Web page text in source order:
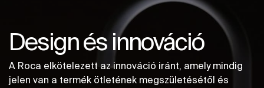
Design és innováció
A Roca elkötelezett az innováció iránt, amely mindig
jelen van a termék ötletének megszületésétől és